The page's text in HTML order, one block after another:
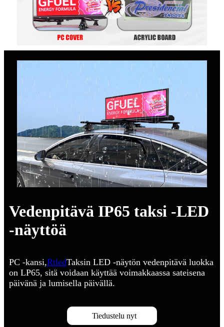
Vedenpitävä IP65 taksi -LED
-näyttöä
PC -kansi,RtledTaksin LED -näytön vedenpitävä luokka
on LP65, sitä voidaan käyttää voimakkaassa sateisena
päivänä ja lumisella päivällä.
Tiedustelu nyt